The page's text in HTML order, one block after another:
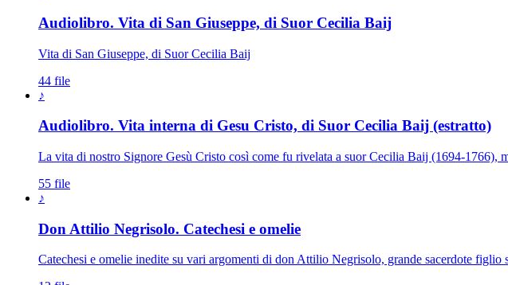
Audiolibro. Vita di San Giuseppe, di Suor Cecilia Baij
Vita di San Giuseppe, di Suor Cecilia Baij
44 file
♪
Audiolibro. Vita interna di Gesu Cristo, di Suor Cecilia Baij (estratto)
La vita di nostro Signore Gesù Cristo così come fu rivelata a suor Cecilia Baij (1694-1766),
55 file
♪
Don Attilio Negrisolo. Catechesi e omelie
Catechesi e omelie inedite su vari argomenti di don Attilio Negrisolo, grande sacerdote figlio